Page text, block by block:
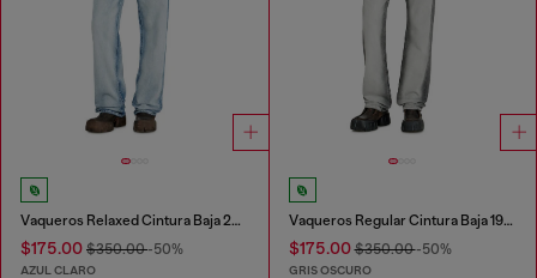
Vaqueros Relaxed Cintura Baja 2001 D-Macro
$175.00 $350.00-50%
AZUL CLARO
Vaqueros Regular Cintura Baja 1985 Larkee
$175.00$350.00-50%
GRIS OSCURO